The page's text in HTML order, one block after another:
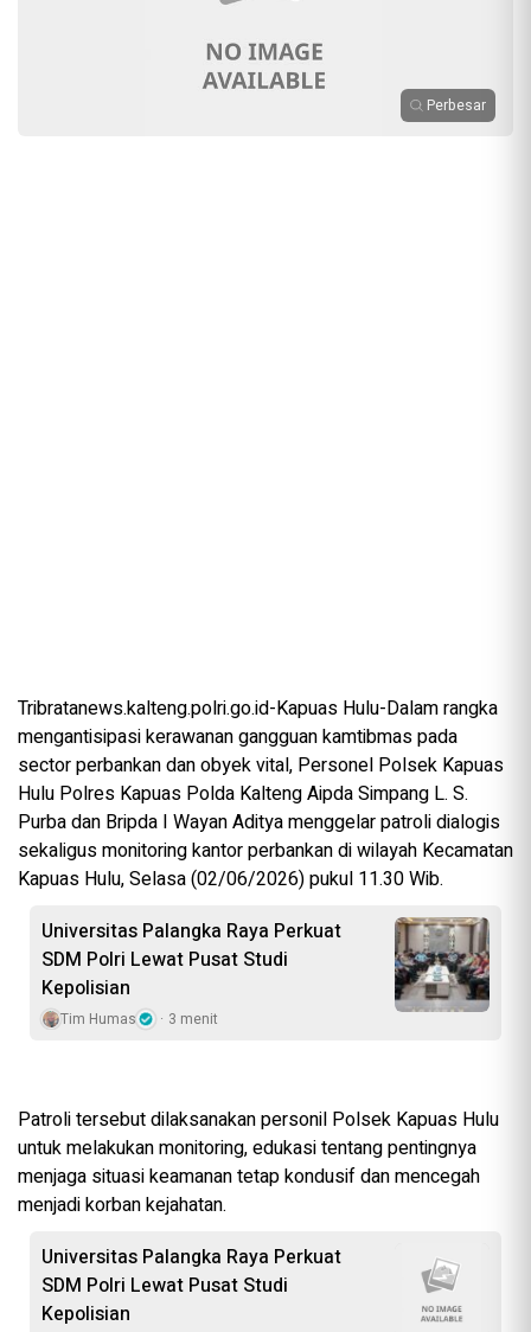
Perbesar
Tribratanews.kalteng.polri.go.id-Kapuas Hulu-Dalam rangka
mengantisipasi kerawanan gangguan kamtibmas pada
sector perbankan dan obyek vital, Personel Polsek Kapuas
Hulu Polres Kapuas Polda Kalteng Aipda Simpang L. S.
Purba dan Bripda I Wayan Aditya menggelar patroli dialogis
sekaligus monitoring kantor perbankan di wilayah Kecamatan
Kapuas Hulu, Selasa (02/06/2026) pukul 11.30 Wib.
Universitas Palangka Raya Perkuat
SDM Polri Lewat Pusat Studi
Kepolisian
Tim Humas 3 menit
Patroli tersebut dilaksanakan personil Polsek Kapuas Hulu
untuk melakukan monitoring, edukasi tentang pentingnya
menjaga situasi keamanan tetap kondusif dan mencegah
menjadi korban kejahatan.
Universitas Palangka Raya Perkuat
SDM Polri Lewat Pusat Studi
Kepolisian